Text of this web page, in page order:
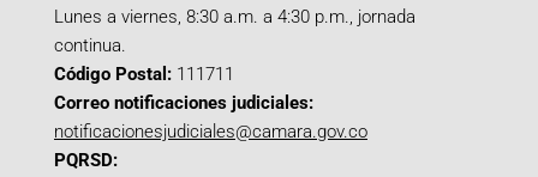
Lunes a viernes, 8:30 a.m. a 4:30 p.m., jornada
continua.
Código Postal: 111711
Correo notificaciones judiciales:
notificacionesjudiciales@camara.gov.co
PQRSD: